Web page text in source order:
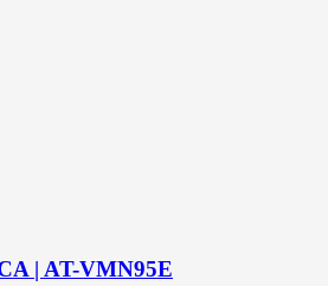
| AT-VMN95E